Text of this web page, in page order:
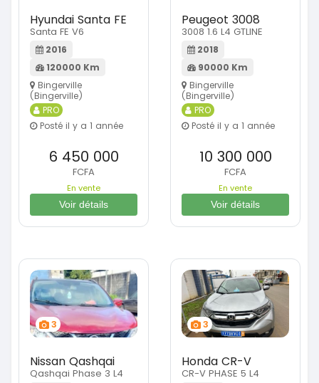
Hyundai Santa FE
Santa FE V6
2016
120000 Km
Bingerville
(Bingerville)
PRO
Posté il y a 1 année
6 450 000
FCFA
En vente
Voir détails
Peugeot 3008
3008 1.6 L4 GTLINE
2018
90000 Km
Bingerville
(Bingerville)
PRO
Posté il y a 1 année
10 300 000
FCFA
En vente
Voir détails
3
Nissan Qashqai
Qashqai Phase 3 L4
3
Honda CR-V
CR-V PHASE 5 L4